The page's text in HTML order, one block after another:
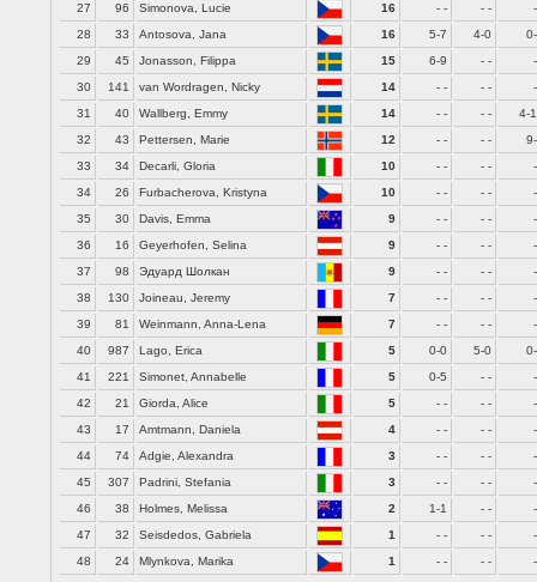
27
96 Simonova, Lucie 16 - - - -
28
33 Antosova, Jana 16 5-7 4-0
29
45 Jonasson, Filippa 15 6-9 - -
30
141 van Wordragen, Nicky 14 - - - -
31
40 Wallberg, Emmy 14 - - - -
4-
32
43 Pettersen, Marie 12 - - - -
33
34 Decarli, Gloria 10 - - - -
34
26 Furbacherova, Kristyna 10 - - - -
35
30 Davis, Emma 9 - - - -
36
16 Geyerhofen, Selina 9 - - - -
37
98 Эдуард Шолкан 9 - - - -
38
130 Joineau, Jeremy 7 - - - -
39
81 Weinmann, Anna-Lena 7 - - - -
40
987 Lago, Erica 5 0-0 5-0
41
221 Simonet, Annabelle 5 0-5 - -
42
21 Giorda, Alice 5 - - - -
43
17 Amtmann, Daniela 4 - - - -
44
74 Adgie, Alexandra 3 - - - -
45
307 Padrini, Stefania 3 - - - -
46
38 Holmes, Melissa 2 1-1 - -
47
32 Seisdedos, Gabriela 1 - - - -
48
24 Mlynkova, Marika 1 - - - -